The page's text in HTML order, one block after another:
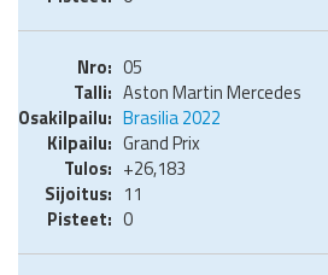
05
Aston Martin Mercedes
Brasilia 2022
Grand Prix
+26,183
11
0